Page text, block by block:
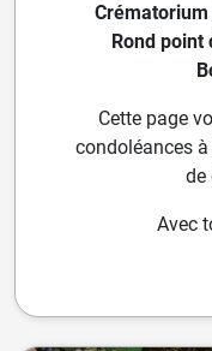
Rond point
Cette page
condoléances
de
Avec